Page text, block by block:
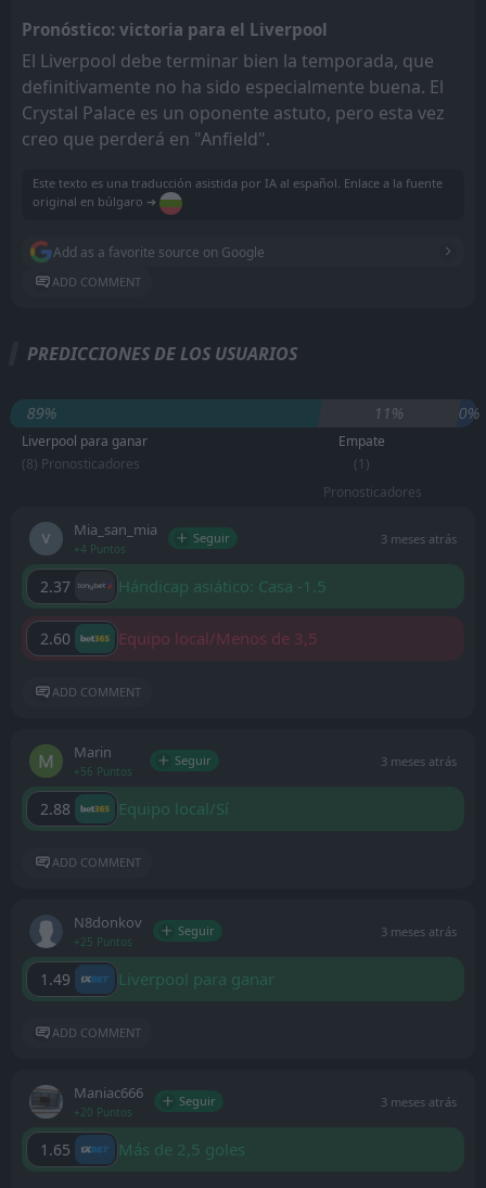
Pronóstico: victoria para el Liverpool
El Liverpool debe terminar bien la temporada, que
definitivamente no ha sido especialmente buena. El
Crystal Palace es un oponente astuto, pero esta vez
creo que perderá en "Anfield".
Este texto es una traducción asistida por IA al español. Enlace a la fuente
original en búlgaro ➔
Add as a favorite source on Google
ADD COMMENT
PREDICCIONES DE LOS USUARIOS
89% 11% 0%
Liverpool para ganar
(8) Pronosticadores
Empate
(1)
Pronosticadores
Mia_san_mia
+4 Puntos
Seguir 3 meses atrás
2.37 Hándicap asiático: Casa -1.5
2.60 Equipo local/Menos de 3,5
ADD COMMENT
Marin
+56 Puntos
Seguir 3 meses atrás
2.88 Equipo local/Sí
ADD COMMENT
N8donkov
+25 Puntos
Seguir 3 meses atrás
1.49 Liverpool para ganar
ADD COMMENT
Maniac666
+20 Puntos
Seguir 3 meses atrás
1.65 Más de 2,5 goles